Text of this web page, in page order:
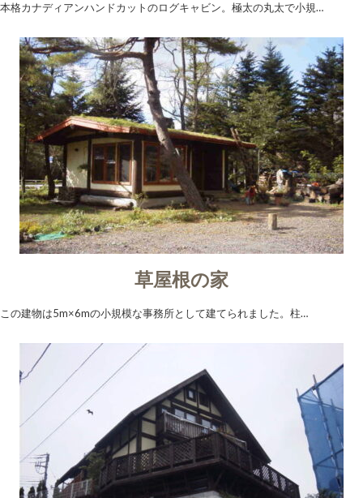
本格カナディアンハンドカットのログキャビン。極太の丸太で小規…
草屋根の家
この建物は5m×6mの小規模な事務所として建てられました。柱…